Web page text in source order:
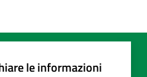
le informazioni